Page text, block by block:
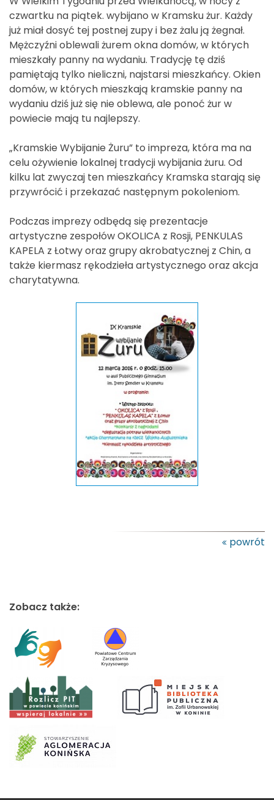
czwartku na piątek. wybijano w Kramsku żur. Każdy
już miał dosyć tej postnej zupy i bez żalu ją żegnał.
Mężczyźni oblewali żurem okna domów, w których
mieszkały panny na wydaniu. Tradycję tę dziś
pamiętają tylko nieliczni, najstarsi mieszkańcy. Okien
domów, w których mieszkają kramskie panny na
wydaniu dziś już się nie oblewa, ale ponoć żur w
powiecie mają tu najlepszy.
„Kramskie Wybijanie Żuru” to impreza, która ma na
celu ożywienie lokalnej tradycji wybijania żuru. Od
kilku lat zwyczaj ten mieszkańcy Kramska starają się
przywrócić i przekazać następnym pokoleniom.
Podczas imprezy odbędą się prezentacje
artystyczne zespołów OKOLICA z Rosji, PENKULAS
KAPELA z Łotwy oraz grupy akrobatycznej z Chin, a
także kiermasz rękodzieła artystycznego oraz akcja
charytatywna.
powrót
Zobacz także: